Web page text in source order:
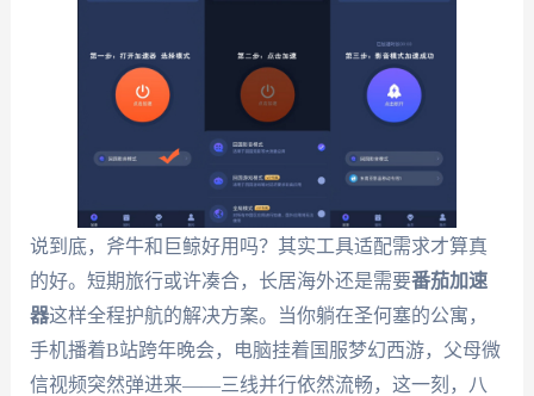
说到底，斧牛和巨鲸好用吗？其实工具适配需求才算真
的好。短期旅行或许凑合，长居海外还是需要番茄加速
器这样全程护航的解决方案。当你躺在圣何塞的公寓，
手机播着B站跨年晚会，电脑挂着国服梦幻西游，父母微
信视频突然弹进来——三线并行依然流畅，这一刻，八